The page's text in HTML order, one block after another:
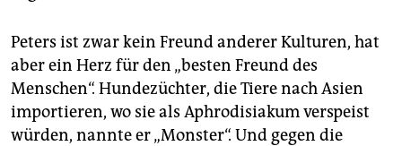
Peters ist zwar kein Freund anderer Kulturen, hat
aber ein Herz für den „besten Freund des
Menschen“. Hundezüchter, die Tiere nach Asien
importieren, wo sie als Aphrodisiakum verspeist
würden, nannte er „Monster“. Und gegen die